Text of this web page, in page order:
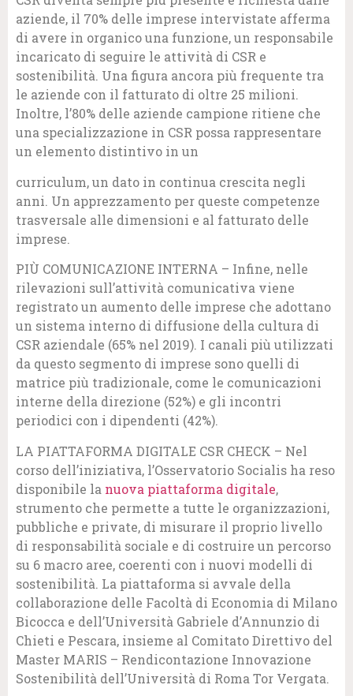
aziende, il 70% delle imprese intervistate afferma
di avere in organico una funzione, un responsabile
incaricato di seguire le attività di CSR e
sostenibilità. Una figura ancora più frequente tra
le aziende con il fatturato di oltre 25 milioni.
Inoltre, l’80% delle aziende campione ritiene che
una specializzazione in CSR possa rappresentare
un elemento distintivo in un
curriculum, un dato in continua crescita negli
anni. Un apprezzamento per queste competenze
trasversale alle dimensioni e al fatturato delle
imprese.
PIÙ COMUNICAZIONE INTERNA – Infine, nelle
rilevazioni sull’attività comunicativa viene
registrato un aumento delle imprese che adottano
un sistema interno di diffusione della cultura di
CSR aziendale (65% nel 2019). I canali più utilizzati
da questo segmento di imprese sono quelli di
matrice più tradizionale, come le comunicazioni
interne della direzione (52%) e gli incontri
periodici con i dipendenti (42%).
LA PIATTAFORMA DIGITALE CSR CHECK – Nel
corso dell’iniziativa, l’Osservatorio Socialis ha reso
disponibile la nuova piattaforma digitale,
strumento che permette a tutte le organizzazioni,
pubbliche e private, di misurare il proprio livello
di responsabilità sociale e di costruire un percorso
su 6 macro aree, coerenti con i nuovi modelli di
sostenibilità. La piattaforma si avvale della
collaborazione delle Facoltà di Economia di Milano
Bicocca e dell’Università Gabriele d’Annunzio di
Chieti e Pescara, insieme al Comitato Direttivo del
Master MARIS – Rendicontazione Innovazione
Sostenibilità dell’Università di Roma Tor Vergata.